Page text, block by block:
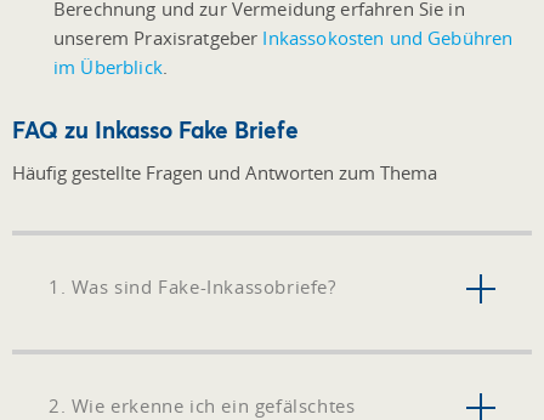
Berechnung und zur Vermeidung erfahren Sie in
unserem Praxisratgeber Inkassokosten und Gebühren
im Überblick.
FAQ zu Inkasso Fake Briefe
Häufig gestellte Fragen und Antworten zum Thema
1. Was sind Fake-Inkassobriefe?
2. Wie erkenne ich ein gefälschtes